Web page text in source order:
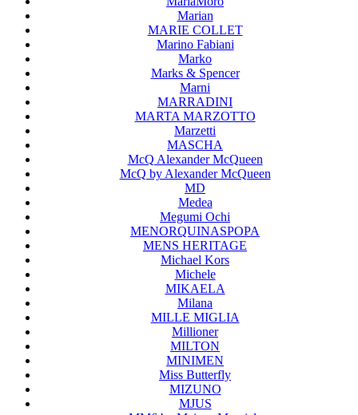
Marian
MARIE COLLET
Marino Fabiani
Marko
Marks & Spencer
Marni
MARRADINI
MARTA MARZOTTO
Marzetti
MASCHA
McQ Alexander McQueen
McQ by Alexander McQueen
MD
Medea
Megumi Ochi
MENORQUINASPOPA
MENS HERITAGE
Michael Kors
Michele
MIKAELA
Milana
MILLE MIGLIA
Millioner
MILTON
MINIMEN
Miss Butterfly
MIZUNO
MJUS